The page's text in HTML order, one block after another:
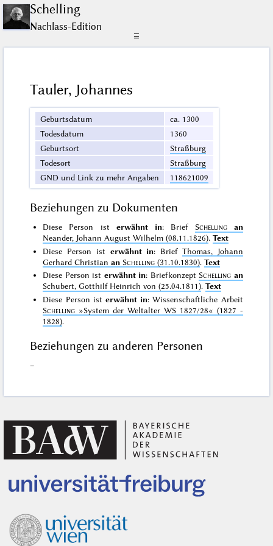
Schelling
Nachlass-Edition
☰
Tauler, Johannes
Geburtsdatum
ca. 1300
Todesdatum
1360
Geburtsort
Straßburg
Todesort
Straßburg
GND und Link zu mehr Angaben
118621009
Beziehungen zu Dokumenten
Diese Person ist erwähnt in: Brief Schelling
an
Neander, Johann August Wilhelm (08.11.1826).Text
Diese Person ist erwähnt in: Brief Thomas, Johann
Gerhard Christianan Schelling (31.10.1830).Text
Diese Person ist erwähnt in: BriefkonzeptSchelling an
Schubert, Gotthilf Heinrich von (25.04.1811).Text
Diese Person ist erwähnt in: Wissenschaftliche Arbeit
Schelling »System der Weltalter WS 1827/28« (1827 -
1828).
Beziehungen zu anderen Personen
–